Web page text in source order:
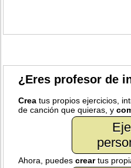
¿Eres profesor de
Crea tus propios ejercicios,
de canción que quieras, y
Ahora, puedescreartus